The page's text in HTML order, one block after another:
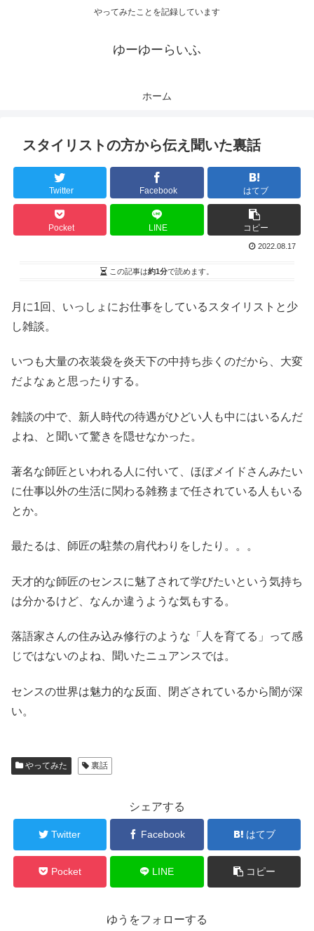
やってみたことを記録しています
ゆーゆーらいふ
ホーム
スタイリストの方から伝え聞いた裏話
Twitter Facebook はてブ
Pocket LINE コピー
2022.08.17
この記事は約1分で読めます。
月に1回、いっしょにお仕事をしているスタイリストと少
し雑談。
いつも大量の衣装袋を炎天下の中持ち歩くのだから、大変
だよなぁと思ったりする。
雑談の中で、新人時代の待遇がひどい人も中にはいるんだ
よね、と聞いて驚きを隠せなかった。
著名な師匠といわれる人に付いて、ほぼメイドさんみたい
に仕事以外の生活に関わる雑務まで任されている人もいる
とか。
最たるは、師匠の駐禁の肩代わりをしたり。。。
天才的な師匠のセンスに魅了されて学びたいという気持ち
は分かるけど、なんか違うような気もする。
落語家さんの住み込み修行のような「人を育てる」って感
じではないのよね、聞いたニュアンスでは。
センスの世界は魅力的な反面、閉ざされているから闇が深
い。
やってみた 裏話
シェアする
Twitter Facebook はてブ
Pocket LINE コピー
ゆうをフォローする